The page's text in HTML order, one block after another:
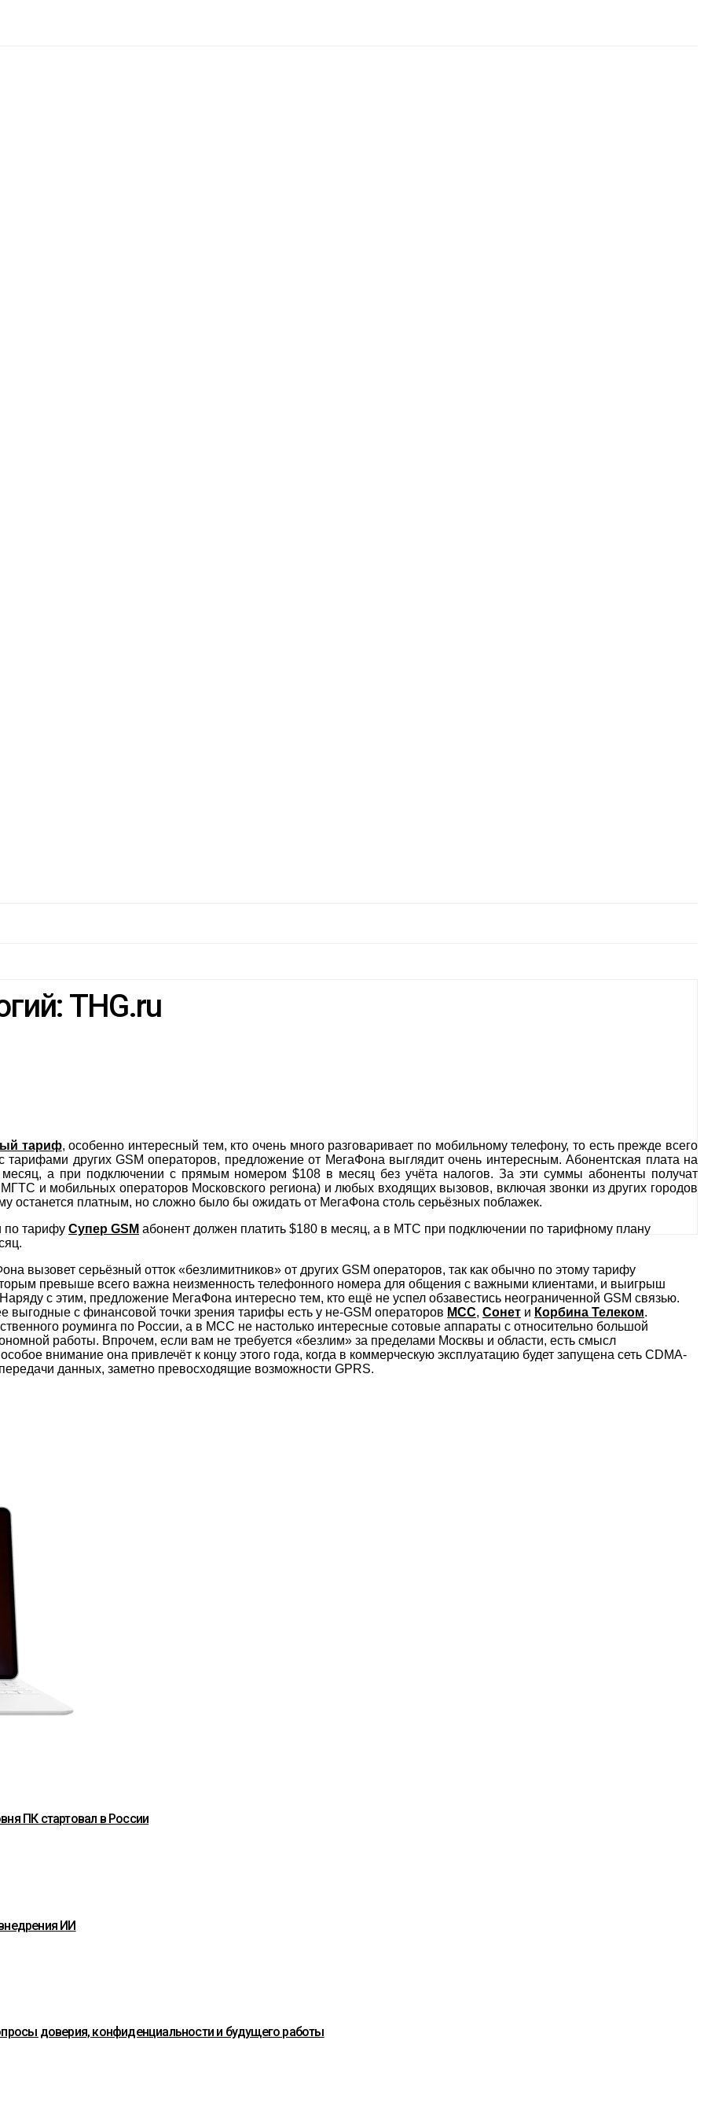
THG.ru
тариф, особенно интересный тем, кто очень много разговаривает по мобильному телефону, то есть прежде всего
других GSM операторов, предложение от МегаФона выглядит очень интересным. Абонентская плата на
а при подключении с прямым номером $108 в месяц без учёта налогов. За эти суммы абоненты получат
и мобильных операторов Московского региона) и любых входящих вызовов, включая звонки из других городов
останется платным, но сложно было бы ожидать от МегаФона столь серьёзных поблажек.
по тарифу Супер GSM абонент должен платить $180 в месяц, а в МТС при подключении по тарифному плану
вызовет серьёзный отток «безлимитников» от других GSM операторов, так как обычно по этому тарифу
превыше всего важна неизменность телефонного номера для общения с важными клиентами, и выигрыш
с этим, предложение МегаФона интересно тем, кто ещё не успел обзавестись неограниченной GSM связью.
выгодные с финансовой точки зрения тарифы есть у не-GSM операторов МСС, Сонет и Корбина Телеком.
роуминга по России, а в МСС не настолько интересные сотовые аппараты с относительно большой
работы. Впрочем, если вам не требуется «безлим» за пределами Москвы и области, есть смысл
внимание она привлечёт к концу этого года, когда в коммерческую эксплуатацию будет запущена сеть CDMA-
данных, заметно превосходящие возможности GPRS.
ПК стартовал в России
ИИ
доверия, конфиденциальности и будущего работы